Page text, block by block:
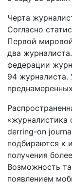
Черта
Согласно
Первой
два
федерации
94 журналиста.
«журналистика
derring-on
подбираются к
получения
Возможность
появлением